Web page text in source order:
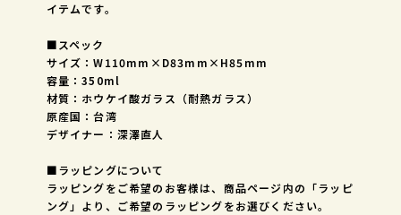
イテムです。
■スペック
サイズ：W110mm×D83mm×H85mm
容量：350ml
材質：ホウケイ酸ガラス（耐熱ガラス）
原産国：台湾
デザイナー：深澤直人
■ラッピングについて
ラッピングをご希望のお客様は、商品ページ内の「ラッピ
ング」より、ご希望のラッピングをお選びください。